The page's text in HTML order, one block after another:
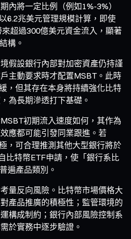
內將一定比例（例如1%-3%）
6.2兆美元管理規模計算，即使
超過300億美元資金流入，顯著
構。
假設銀行內部對加密資產仍持謹
主動要求時才配置MSBT。此時
，但其存在本身將持續強化比特
為長期滲透打下基礎。
初期流入速度如何，其作為
應都可能引發同業跟進。若
，可合理推測其他大型銀行將於
比特幣ETF申請，使「銀行系比
遍產品類別。
量反向風險。比特幣市場價格大
產品推廣的積極性；監管環境的
構成制約；銀行內部風險控制系
於實務中逐步驗證。